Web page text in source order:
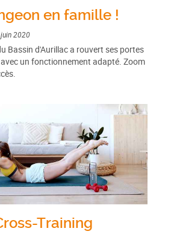
en famille !
2020
Bassin d'Aurillac a rouvert ses portes
un fonctionnement adapté. Zoom
Training